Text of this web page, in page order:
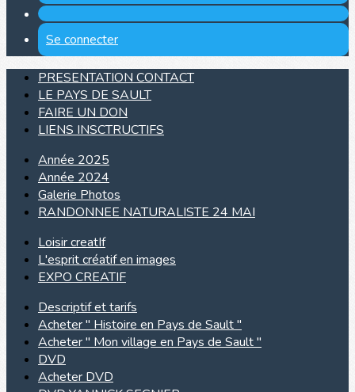
Se connecter
PRESENTATION CONTACT
LE PAYS DE SAULT
FAIRE UN DON
LIENS INSCTRUCTIFS
Année 2025
Année 2024
Galerie Photos
RANDONNEE NATURALISTE 24 MAI
Loisir creatIf
L'esprit créatif en images
EXPO CREATIF
Descriptif et tarifs
Acheter " Histoire en Pays de Sault "
Acheter " Mon village en Pays de Sault "
DVD
Acheter DVD